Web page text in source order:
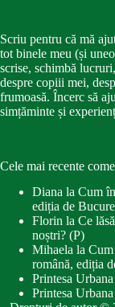
Scriu pentru că mă
tot binele meu (și
scrise, schimbă
despre copiii mei,
frumoasă. Încerc să
simțăminte și
Cele mai recente
Diana la Cum
ediția de
Florin la Ce
noștri? (P)
Mihaela la
română, ediția
Printesa Urbana
Printesa Urbana